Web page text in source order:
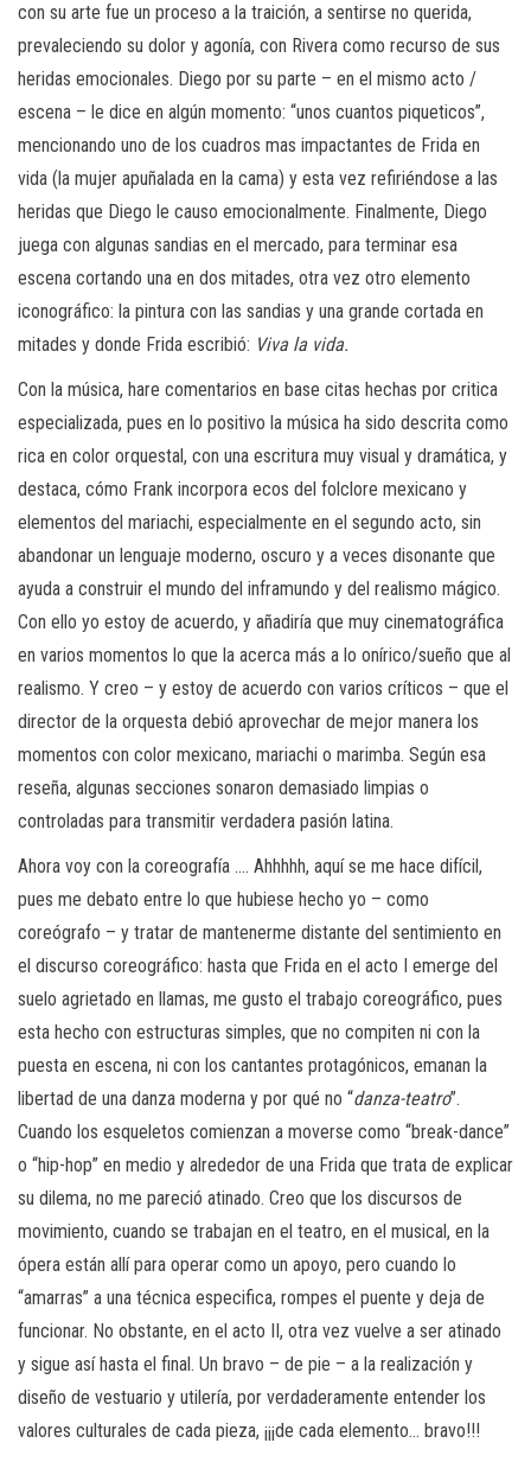
con su arte fue un proceso a la traición, a sentirse no querida,
prevaleciendo su dolor y agonía, con Rivera como recurso de sus
heridas emocionales. Diego por su parte – en el mismo acto /
escena – le dice en algún momento: “unos cuantos piqueticos”,
mencionando uno de los cuadros mas impactantes de Frida en
vida (la mujer apuñalada en la cama) y esta vez refiriéndose a las
heridas que Diego le causo emocionalmente. Finalmente, Diego
juega con algunas sandias en el mercado, para terminar esa
escena cortando una en dos mitades, otra vez otro elemento
iconográfico: la pintura con las sandias y una grande cortada en
mitades y donde Frida escribió: Viva la vida.
Con la música, hare comentarios en base citas hechas por critica
especializada, pues en lo positivo la música ha sido descrita como
rica en color orquestal, con una escritura muy visual y dramática, y
destaca, cómo Frank incorpora ecos del folclore mexicano y
elementos del mariachi, especialmente en el segundo acto, sin
abandonar un lenguaje moderno, oscuro y a veces disonante que
ayuda a construir el mundo del inframundo y del realismo mágico.
Con ello yo estoy de acuerdo, y añadiría que muy cinematográfica
en varios momentos lo que la acerca más a lo onírico/sueño que al
realismo. Y creo – y estoy de acuerdo con varios críticos – que el
director de la orquesta debió aprovechar de mejor manera los
momentos con color mexicano, mariachi o marimba. Según esa
reseña, algunas secciones sonaron demasiado limpias o
controladas para transmitir verdadera pasión latina.
Ahora voy con la coreografía …. Ahhhhh, aquí se me hace difícil,
pues me debato entre lo que hubiese hecho yo – como
coreógrafo – y tratar de mantenerme distante del sentimiento en
el discurso coreográfico: hasta que Frida en el acto I emerge del
suelo agrietado en llamas, me gusto el trabajo coreográfico, pues
esta hecho con estructuras simples, que no compiten ni con la
puesta en escena, ni con los cantantes protagónicos, emanan la
libertad de una danza moderna y por qué no “danza-teatro”.
Cuando los esqueletos comienzan a moverse como “break-dance”
o “hip-hop” en medio y alrededor de una Frida que trata de explicar
su dilema, no me pareció atinado. Creo que los discursos de
movimiento, cuando se trabajan en el teatro, en el musical, en la
ópera están allí para operar como un apoyo, pero cuando lo
“amarras” a una técnica especifica, rompes el puente y deja de
funcionar. No obstante, en el acto II, otra vez vuelve a ser atinado
y sigue así hasta el final. Un bravo – de pie – a la realización y
diseño de vestuario y utilería, por verdaderamente entender los
valores culturales de cada pieza, ¡¡¡de cada elemento… bravo!!!